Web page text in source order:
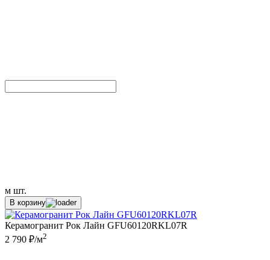
м шт.
В корзину
Керамогранит Рок Лайн GFU60120RKL07R
2 790 ₽/м2